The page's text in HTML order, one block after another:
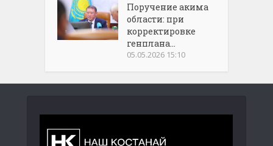
Поручение акима
области: при
корректировке
генплана...
05.05.2026 15:10